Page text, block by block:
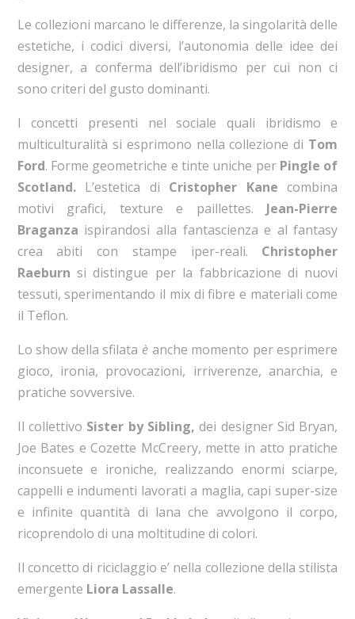
Le collezioni marcano le differenze, la singolarità delle
estetiche, i codici diversi, l’autonomia delle idee dei
designer, a conferma dell’ibridismo per cui non ci
sono criteri del gusto dominanti.
I concetti presenti nel sociale quali ibridismo e
multiculturalità si esprimono nella collezione di Tom
Ford. Forme geometriche e tinte uniche per Pingle of
Scotland.L’estetica di Cristopher Kanecombina
motivi grafici, texture e paillettes. Jean-Pierre
Braganza ispirandosi alla fantascienza e al fantasy
crea abiti con stampe iper-reali. Christopher
Raeburn si distingue per la fabbricazione di nuovi
tessuti, sperimentando il mix di fibre e materiali come
il Teflon.
Lo show della sfilata è anche momento per esprimere
gioco, ironia, provocazioni, irriverenze, anarchia, e
pratiche sovversive.
Il collettivo Sister by Sibling, dei designer Sid Bryan,
Joe Bates e Cozette McCreery, mette in atto pratiche
inconsuete e ironiche, realizzando enormi sciarpe,
cappelli e indumenti lavorati a maglia, capi super-size
e infinite quantità di lana che avvolgono il corpo,
ricoprendolo di una moltitudine di colori.
Il concetto di riciclaggio e’ nella collezione della stilista
emergente Liora Lassalle.